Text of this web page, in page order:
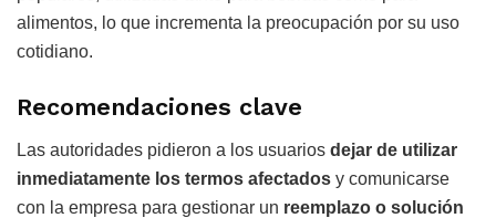
alimentos, lo que incrementa la preocupación por su uso
cotidiano.
Recomendaciones clave
Las autoridades pidieron a los usuarios dejar de utilizar
inmediatamente los termos afectados y comunicarse
con la empresa para gestionar un reemplazo o solución